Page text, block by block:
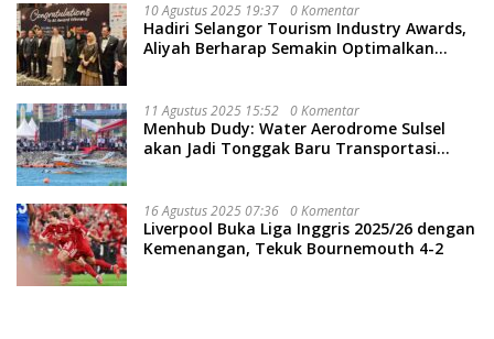
10 Agustus 2025 19:37 0 Komentar
Hadiri Selangor Tourism Industry Awards,
Aliyah Berharap Semakin Optimalkan
11 Agustus 2025 15:52 0 Komentar
Menhub Dudy: Water Aerodrome Sulsel
akan Jadi Tonggak Baru Transportasi
16 Agustus 2025 07:36 0 Komentar
Liverpool Buka Liga Inggris 2025/26 dengan
Kemenangan, Tekuk Bournemouth 4-2